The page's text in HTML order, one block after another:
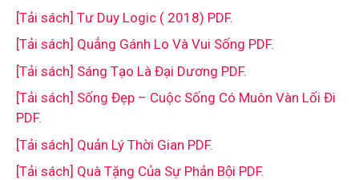
[Tải sách] Tư Duy Logic ( 2018) PDF.
[Tải sách] Quẳng Gánh Lo Và Vui Sống PDF.
[Tải sách] Sáng Tạo Là Đại Dương PDF.
[Tải sách] Sống Đẹp – Cuộc Sống Có Muôn Vàn Lối Đi
PDF.
[Tải sách] Quản Lý Thời Gian PDF.
[Tải sách] Quà Tặng Của Sự Phản Bội PDF.